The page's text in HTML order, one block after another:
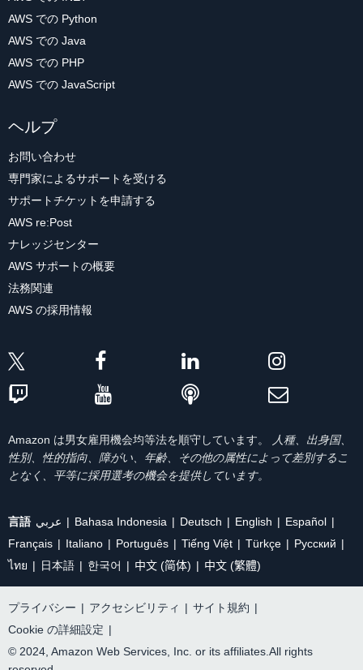
AWS での Python
AWS での Java
AWS での PHP
AWS での JavaScript
ヘルプ
お問い合わせ
専門家によるサポートを受ける
サポートチケットを申請する
AWS re:Post
ナレッジセンター
AWS サポートの概要
法務関連
AWS の採用情報
Amazon は男女雇用機会均等法を順守しています。
人種、出身国、
性別、性的指向、障がい、年齢、その他の属性によって差別するこ
となく、平等に採用選考の機会を提供しています。
言語 عربي Bahasa Indonesia Deutsch English
Español
Français
Italiano Português Tiếng Việt Türkçe
Ρусский
ไทย
日本語 한국어 中文 (简体) 中文 (繁體)
プライバシー | アクセシビリティ | サイト規約 |
Cookie の詳細設定 |
© 2024, Amazon Web Services, Inc. or its affiliates.All rights